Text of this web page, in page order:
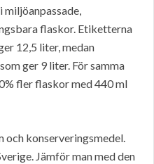
miljöanpassade,
flaskor. Etiketterna
12,5 liter, medan
ger 9 liter. För samma
fler flaskor med 440 ml
och konserveringsmedel.
Jämför man med den